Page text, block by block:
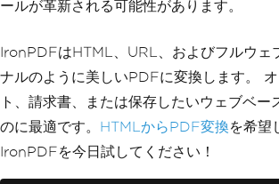
ールが革新される可能性があります。
IronPDFはHTML、URL、およびフルウェ
ナルのように美しいPDFに変換します。
ト、請求書、または保存したいウェブベー
のに最適です。 HTMLからPDF変換を希望
IronPDFを今日試してください！